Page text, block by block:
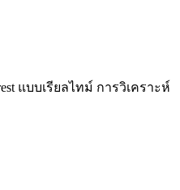
แบบเรียลไทม์ การวิเคราะห์